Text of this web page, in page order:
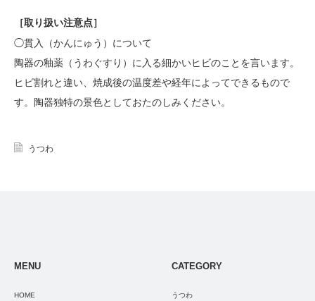
［取り扱い注意点］
◯貫入（かんにゅう）について
陶器の釉薬（うわぐすり）に入る細かいヒビのことを言います。
ヒビ割れと違い、焼成後の温度差や経年によってできるもので
す。陶器独特の景色としておたのしみください。
うつわ
MENU
HOME
CATEGORY
うつわ